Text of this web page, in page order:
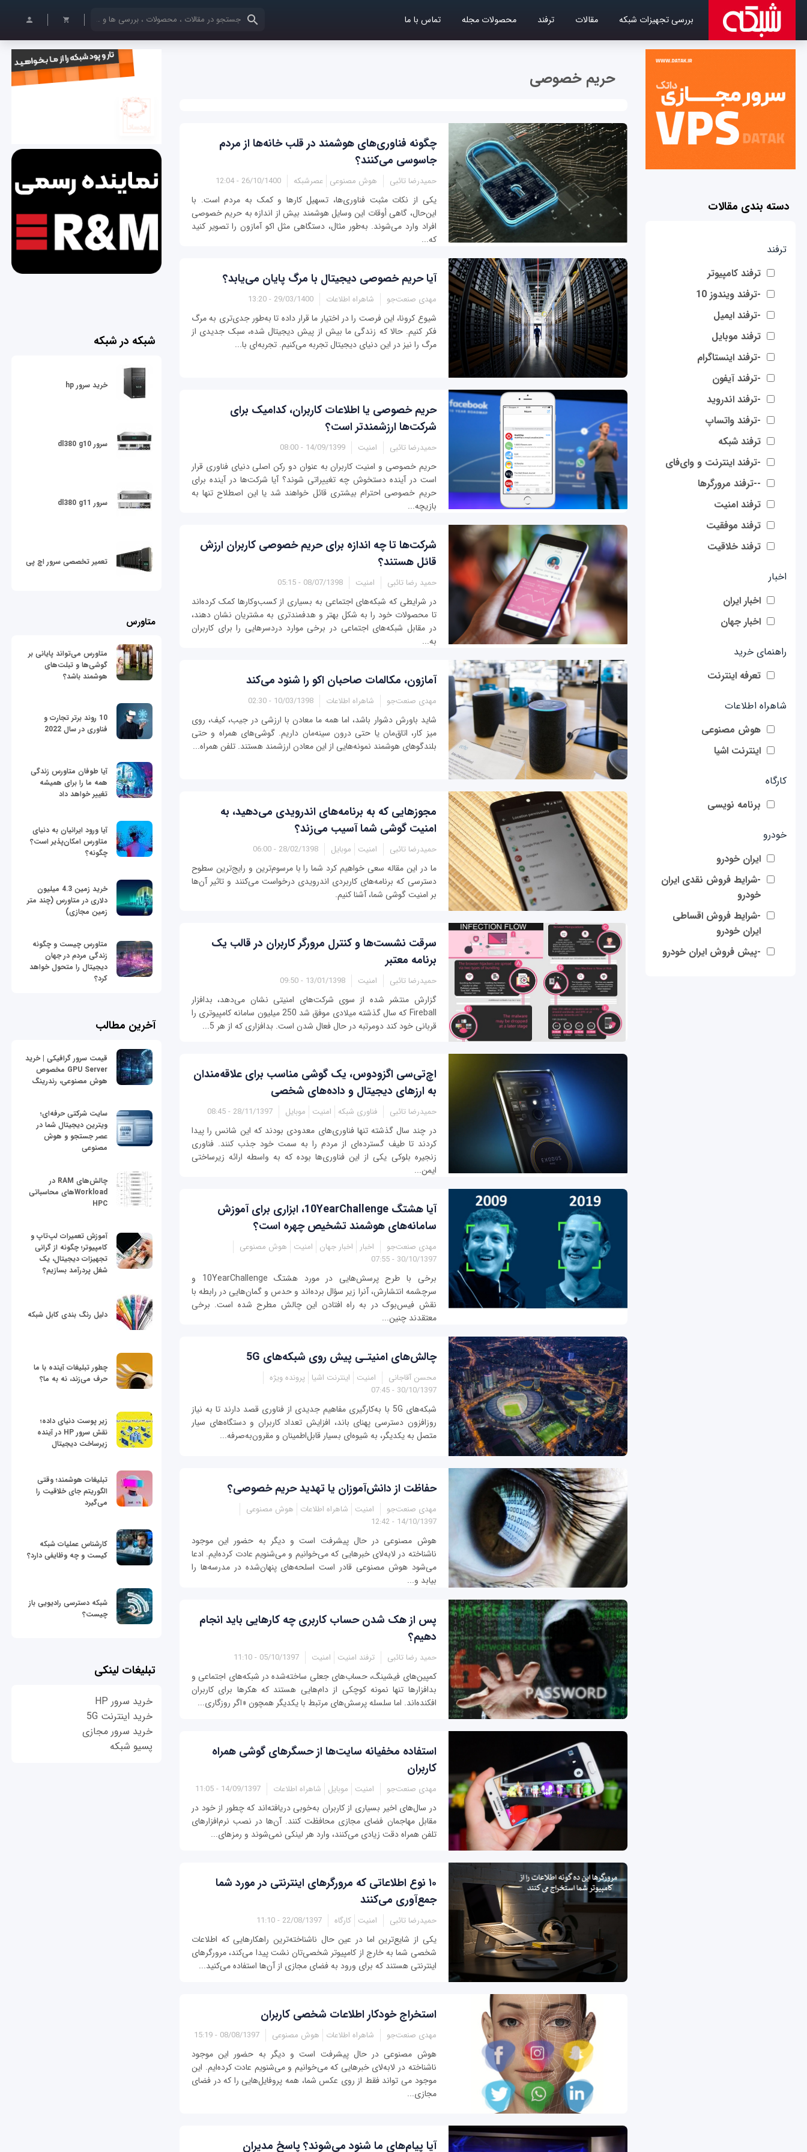
بررسی تجهیزات شبکه مقالات ترفند محصولات مجله تماس با ما کلمات کلیدی خود را وارد کنید
دسته بندی مقالات
ترفند
ترفند کامپیوتر
-ترفند ویندوز 10
-ترفند ایمیل
ترفند موبایل
-ترفند اینستاگرام
-ترفند آیفون
-ترفند اندروید
-ترفند واتساپ
ترفند شبکه
-ترفند اینترنت و وای‌فای
--ترفند مرورگرها
ترفند امنیت
ترفند موفقیت
ترفند خلاقیت
اخبار
اخبار ایران
اخبار جهان
راهنمای خرید
تعرفه اینترنت
شاهراه اطلاعات
هوش مصنوعی
اینترنت اشیا
کارگاه
برنامه نویسی
خودرو
ایران خودرو
-شرایط فروش نقدی ایران
خودرو
-شرایط فروش اقساطی
ایران خودرو
-پیش فروش ایران خودرو
حریم خصوصی
چگونه فناوری‌های هوشمند در قلب خانه‌ها از مردم
جاسوسی می‌کنند؟
حمیدرضا تائبی هوش مصنوعی عصرشبکه 26/10/1400 - 12:04
یکی از نکات مثبت فناوری‌ها، تسهیل کارها و کمک به مردم است. با
این‌حال، گاهی أوقات این وسایل هوشمند بیش از اندازه به حریم خصوصی
افراد وارد می‌شوند. به‌طور مثال، دستگاهی مثل اکو آمازون را تصویر کنید
که...
آیا حریم خصوصی دیجیتال با مرگ پایان می‌یابد؟
مهدی صنعت‌جو شاهراه اطلاعات 29/03/1400 - 13:20
شیوع کرونا، این فرصت را در اختیار ما قرار داده تا به‌طور جدی‌تری به مرگ
فکر کنیم. حالا که زندگی ما بیش از پیش دیجیتال شده، سبک جدیدی از
مرگ را نیز در این دنیای دیجیتال تجربه می‌کنیم. تجربه‌ای با...
حریم خصوصی یا اطلاعات کاربران، کدامیک برای
شرکت‌ها ارزشمندتر است؟
حمیدرضا تائبی امنیت 14/09/1399 - 08:00
حریم خصوصی و امنیت کاربران به عنوان دو رکن اصلی دنیای فناوری قرار
است در آینده دستخوش چه تغییراتی شوند؟ آیا شرکت‌ها در آینده برای
حریم خصوصی احترام بیشتری قائل خواهند شد یا این اصطلاح تنها به
بازیچه...
شرکت‌ها تا چه اندازه برای حریم خصوصی کاربران ارزش
قائل هستند؟
حمید رضا تائبی امنیت 08/07/1398 - 05:15
در شرایطی که شبکه‌های اجتماعی به بسیاری از کسب‌وکارها کمک کرده‌اند
تا محصولات خود را به شکل بهتر و هدفمندتری به مشتریان نشان دهند،
در مقابل شبکه‌های اجتماعی در برخی موارد دردسرهایی را برای کاربران
به...
آمازون، مکالمات صاحبان اکو را شنود می‌کند
مهدی صنعت‌جو شاهراه اطلاعات 10/03/1398 - 02:30
شاید باورش دشوار باشد، اما همه ما معادن با ارزشی در جیب، کیف، روی
میز کار، اتاق‌مان یا حتی درون سینه‌مان داریم. گوشی‌های همراه و حتی
بلندگوهای هوشمند نمونه‌هایی از این معادن ارزشمند هستند. تلفن همراه...
مجوزهایی که به برنامه‌های اندرویدی می‌دهید، به
امنیت گوشی شما آسیب می‌زند؟
حمیدرضا تائبی امنیت موبایل 28/02/1398 - 06:00
ما در این مقاله سعی خواهیم کرد شما را با مرسوم‌ترین و رایج‌ترین سطوح
دسترسی که برنامه‌های کاربردی اندرویدی درخواست می‌کنند و تاثیر آن‌ها
بر امنیت گوشی شما، آشنا کنیم.
سرقت نشست‌ها و کنترل مرورگر کاربران در قالب یک
برنامه معتبر
حمیدرضا تائبی امنیت 13/01/1398 - 09:50
گزارش منتشر شده از سوی شرکت‌های امنیتی نشان می‌دهد، بدافزار
Fireball که سال گذشته میلادی موفق شد 250 میلیون سامانه کامپیوتری را
قربانی خود کند دومرتبه در حال فعال شدن است. بدافزاری که از هر 5...
اچ‌تی‌سی اگزودوس، یک گوشی مناسب برای علاقه‌مندان
به ارزهای دیجیتال و داده‌های شخصی
حمیدرضا تائبی فناوری شبکه امنیت موبایل 28/11/1397 - 08:45
در چند سال گذشته تنها فناوری‌‌های معدودی بودند که این شانس را پیدا
کردند تا طیف گسترده‌ای از مردم را به سمت خود جذب کنند. فناوری
زنجیره بلوکی یکی از این فناوری‌ها بوده که به واسطه ارائه زیرساختی
ایمن...
آیا هشتگ 10YearChallenge، ابزاری برای آموزش
سامانه‌های هوشمند تشخیص چهره است؟
مهدی صنعت‌جو اخبار اخبار جهان امنیت
هوش مصنوعی
30/10/1397 - 07:55
برخی با طرح پرسش‌هایی در مورد هشتگ 10YearChallenge و
سرچشمه انتشارش، آنرا زیر سؤال برده‌اند و حدس و گمان‌هایی در رابطه با
نقش فیس‌بوک در به راه افتادن این چالش مطرح شده است. برخی
معتقدند چنین...
چالش‌های امنیتـی پیش روی شبکه‌های 5G
محسن آقاجانی امنیت اینترنت اشیا پرونده ویژه
30/10/1397 - 07:45
شبکه‌های 5G با به‌کارگیری مفاهیم جدیدی از فناوری قصد دارند تا به نیاز
روزافزون دسترسی پهنای باند، افزایش تعداد کاربران و دستگاه‌های سیار
متصل به یکدیگر، به شیوه‌ای بسیار قابل‌اطمینان و مقرون‌به‌صرفه...
حفاظت از دانش‌آموزان یا تهدید حریم خصوصی؟
مهدی صنعت‌جو امنیت شاهراه اطلاعات
هوش مصنوعی
14/10/1397 - 12:42
هوش مصنوعی در حال پیشرفت است و دیگر به حضور این موجود
ناشناخته در لابه‌لای خبرهایی که می‌خوانیم و می‌شنویم عادت کرده‌ایم. ادعا
می‌شود هوش مصنوعی قادر است اسلحه‌های پنهان‌شده در مدرسه‌ها را
بیابد و...
پس از هک شدن حساب کاربری چه کارهایی باید انجام
دهیم؟
حمید رضا تائبی ترفند امنیت امنیت 05/10/1397 - 11:10
کمپین‌های فیشینگ، حساب‌های جعلی ساخته‌شده در شبکه‌های اجتماعی و
بدافزارها تنها نمونه کوچکی از دام‌هایی هستند که هکرها برای کاربران
افکنده‌اند. اما سلسله پرسش‌های مرتبط با یکدیگر همچون «اگر روزگاری...
استفاده مخفیانه سایت‌ها از حسگرهای گوشی همراه
کاربران
مهدی صنعت‌جو امنیت موبایل شاهراه اطلاعات 14/09/1397 - 11:05
در سال‌های اخیر بسیاری از کاربران به‌خوبی دریافته‌اند که چطور از خود در
مقابل مهاجمان فضای مجازی محافظت کنند. آن‌ها در نصب نرم‌افزارهای
تلفن همراه دقت زیادی می‌کنند، وارد هر لینکی نمی‌شوند و رمزهای...
۱۰ نوع اطلاعاتی که مرورگرهای اینترنتی در مورد شما
جمع‌آوری می‌کنند
حمیدرضا تائبی امنیت کارگاه 22/08/1397 - 11:10
یکی از شایع‌ترین اما در عین حال ناشناخته‌ترین راهکارهایی که اطلاعات
شخصی شما به خارج از کامپیوتر شخصی‌تان نشت پیدا می‌کند، مرورگرهای
اینترنتی هستند که برای ورود به فضای مجازی از آن‌ها استفاده می‌کنید...
استخراج خودکار اطلاعات شخصی کاربران
مهدی صنعت‌جو شاهراه اطلاعات هوش مصنوعی 08/08/1397 - 15:19
هوش مصنوعی در حال پیشرفت است و دیگر به حضور این موجود
ناشناخته در لابه‌لای خبرهایی که می‌خوانیم و می‌شنویم عادت کرده‌ایم. این
موجود می تواند فقط از روی عکس شما، همه پروفایل‌هایی را که در فضای
مجازی...
آیا پیام‌های ما شنود می‌شوند؟ پاسخ مدیران
شبکه در شبکه
خرید سرور hp
سرور dl380 g10
سرور dl380 g11
تعمیر تخصصی سرور اچ پی
متاورس
متاورس می‌تواند پایانی بر
گوشی‌ها و تبلت‌های
هوشمند باشد؟
10 روند برتر تجارت و
فناوری در سال 2022
آیا طوفان متاورس زندگی
همه ما را برای همیشه
تغییر خواهد داد
آیا ورود ایرانیان به دنیای
متاورس امکان‌پذیر است؟
چگونه؟
خرید زمین 4.3 میلیون
دلاری در متاورس (چند متر
زمین مجازی)
متاورس چیست و چگونه
زندگی مردم در جهان
دیجیتال را متحول خواهد
کرد؟
آخرین مطالب
قیمت سرور گرافیکی | خرید
GPU Server مخصوص
هوش مصنوعی، رندرینگ
سایت شرکتی حرفه‌ای؛
ویترین دیجیتال شما در
عصر جستجو و هوش
مصنوعی
چالش‌های RAM در
Workloadهای محاسباتی
HPC
آموزش تعمیرات لپ‌تاپ و
کامپیوتر؛ چگونه از گرانی
تجهیزات دیجیتال، یک
شغل پردرآمد بسازیم؟
دلیل رنگ بندی کابل شبکه
چطور تبلیغات آینده با ما
حرف می‌زند، نه به ما؟
زیر پوست دنیای داده؛
نقش سرور HP در آینده
زیرساخت دیجیتال
تبلیغات هوشمند؛ وقتی
الگوریتم جای خلاقیت را
می‌گیرد
کارشناس عملیات شبکه
کیست و چه وظایفی دارد؟
شبکه دسترسی رادیویی باز
چیست؟
تبلیغات لینکی
خرید سرور HP
خرید اینترنت 5G
خرید سرور مجازی
پسیو شبکه